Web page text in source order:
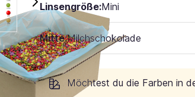
Linsengröße:Mini
Mitte:Milchschokolade
Möchtest du die Farben in